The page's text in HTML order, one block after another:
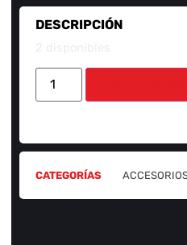
DESCRIPCIÓN
CATEGORÍAS